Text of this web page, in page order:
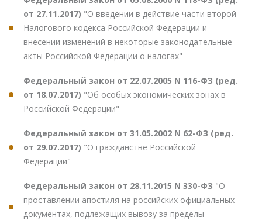
от 27.11.2017) "О введении в действие части второй
Налогового кодекса Российской Федерации и
внесении изменений в некоторые законодательные
акты Российской Федерации о налогах"
Федеральный закон от 22.07.2005 N 116-ФЗ (ред.
от 18.07.2017) "Об особых экономических зонах в
Российской Федерации"
Федеральный закон от 31.05.2002 N 62-ФЗ (ред.
от 29.07.2017) "О гражданстве Российской
Федерации"
Федеральный закон от 28.11.2015 N 330-ФЗ "О
проставлении апостиля на российских официальных
документах, подлежащих вывозу за пределы